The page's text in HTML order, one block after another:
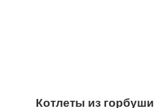
Котлеты из горбуши